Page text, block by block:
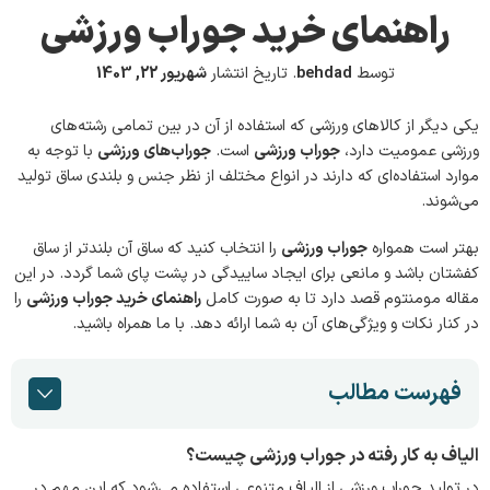
راهنمای خرید جوراب ورزشی
توسط behdad
. تاریخ انتشارشهریور 22, 1403
یکی دیگر از کالاهای ورزشی که استفاده از آن در بین تمامی رشته‌های
ورزشی عمومیت دارد، جوراب ورزشی است. جوراب‌های ورزشی با توجه به
موارد استفاده‌ای که دارند در انواع مختلف از نظر جنس و بلندی ساق تولید
می‌شوند.
بهتر است همواره جوراب ورزشی‌ را انتخاب کنید که ساق آن بلندتر از ساق
کفشتان باشد و مانعی برای ایجاد ساییدگی در پشت پای شما گردد. در این
مقاله مومنتوم قصد دارد تا به صورت کامل راهنمای خرید جوراب ورزشی را
در کنار نکات و ویژگی‌های آن به شما ارائه دهد. با ما همراه باشید.
فهرست مطالب
الیاف به کار رفته در جوراب ورزشی چیست؟